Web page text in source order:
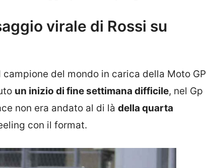
virale di Rossi su
del mondo in carica della Moto GP
un inizio di fine settimana difficile, nel Gp
non era andato al di là della quarta
con il format.